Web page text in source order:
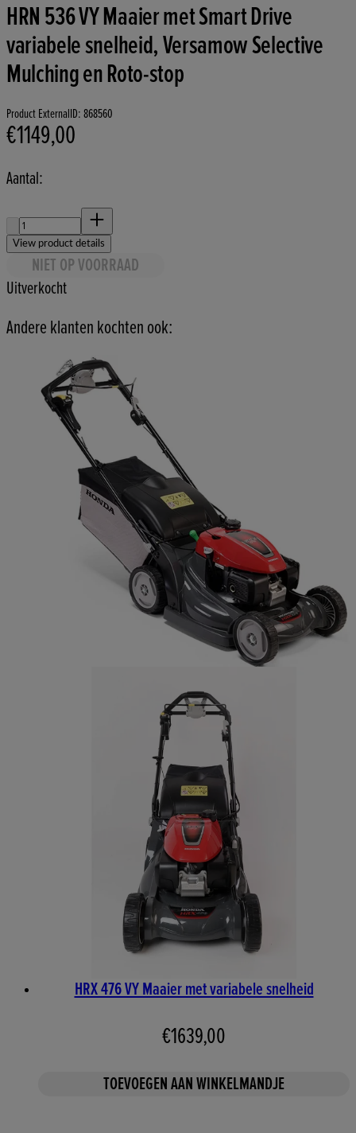
HRN 536 VY Maaier met Smart Drive
variabele snelheid, Versamow Selective
Mulching en Roto-stop
Product ExternalID: 868560
Huidige prijs: €1149,00.
€1149,00
Aantal:
Aantal:
View product details
NIET OP VOORRAAD
Uitverkocht
Andere klanten kochten ook:
HRX 476 VY Maaier met variabele snelheid
€1639,00
TOEVOEGEN AAN WINKELMANDJE